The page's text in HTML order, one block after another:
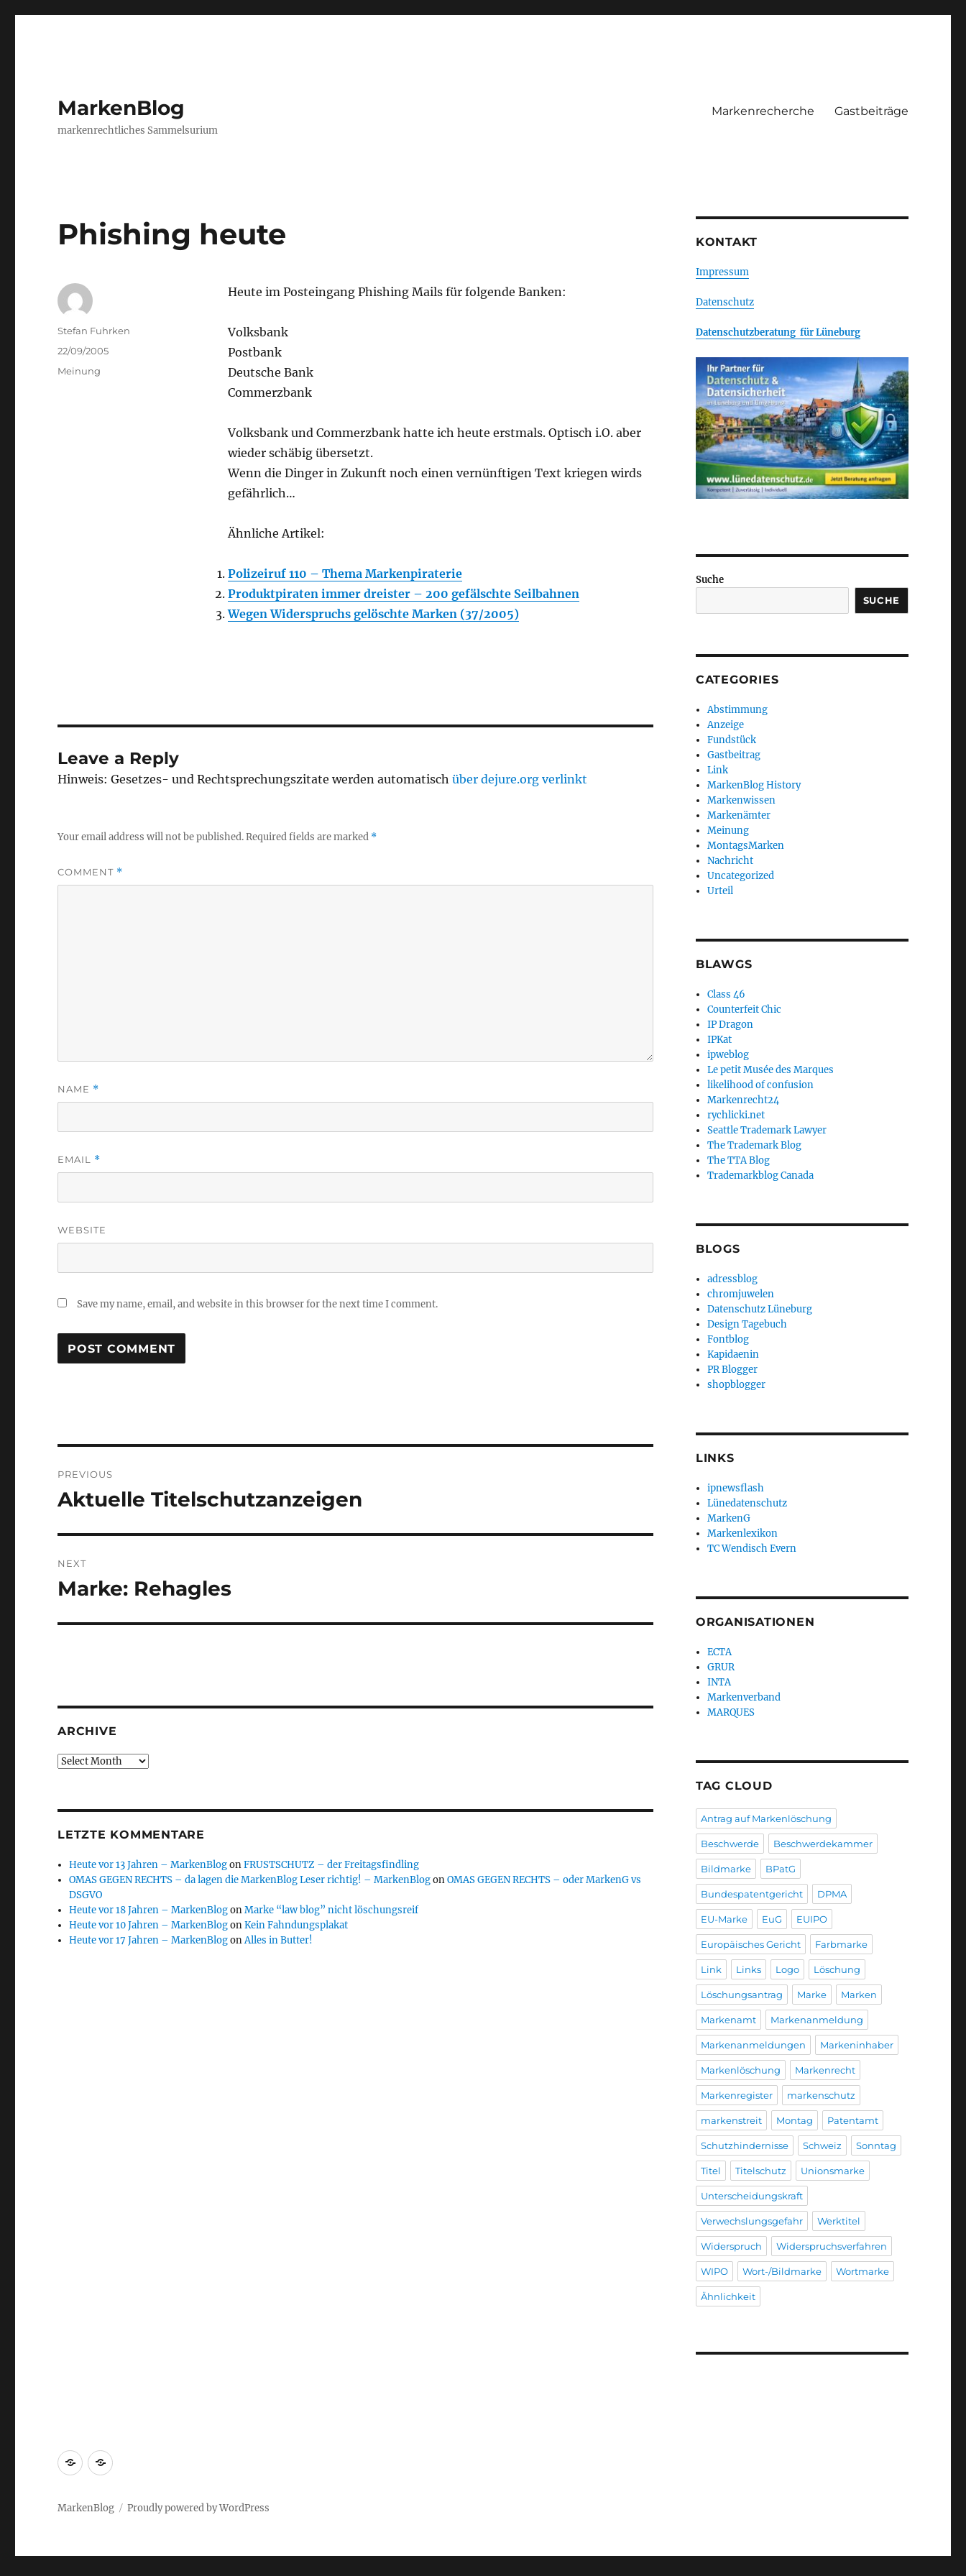
MarkenBlog
markenrechtliches Sammelsurium
Markenrecherche Gastbeiträge
Phishing heute
Heute im Posteingang Phishing Mails für folgende Banken:
Volksbank
Postbank
Deutsche Bank
Commerzbank
Volksbank und Commerzbank hatte ich heute erstmals. Optisch i.O. aber
wieder schäbig übersetzt.
Wenn die Dinger in Zukunft noch einen vernünftigen Text kriegen wirds
gefährlich…
Ähnliche Artikel:
Polizeiruf 110 – Thema Markenpiraterie
Produktpiraten immer dreister – 200 gefälschte Seilbahnen
Wegen Widerspruchs gelöschte Marken (37/2005)
Author
Stefan Fuhrken
Posted
22/09/2005
Categories
Meinung
Leave a Reply
Hinweis: Gesetzes- und Rechtsprechungszitate werden automatischüber dejure.org verlinkt
Your email address will not be published.Required fields are marked *
COMMENT *
NAME *
EMAIL *
WEBSITE
Save my name, email, and website in this browser for the next time I comment.
navigation
PREVIOUS
Previous
Aktuelle Titelschutzanzeigen
NEXT
Next
Marke: Rehagles
ARCHIVE
Archive
LETZTE KOMMENTARE
Heute vor 13 Jahren – MarkenBlogonFRUSTSCHUTZ – der Freitagsfindling
OMAS GEGEN RECHTS – da lagen die MarkenBlog Leser richtig! – MarkenBlogonOMAS GEGEN RECHTS – oder MarkenG vs
DSGVO
Heute vor 18 Jahren – MarkenBlogonMarke “law blog” nicht löschungsreif
Heute vor 10 Jahren – MarkenBlogonKein Fahndungsplakat
Heute vor 17 Jahren – MarkenBlogonAlles in Butter!
KONTAKT
Impressum
Datenschutz
Datenschutzberatung für Lüneburg
Suche
SUCHE
CATEGORIES
Abstimmung
Anzeige
Fundstück
Gastbeitrag
Link
MarkenBlog History
Markenwissen
Markenämter
Meinung
MontagsMarken
Nachricht
Uncategorized
Urteil
BLAWGS
Class 46
Counterfeit Chic
IP Dragon
IPKat
ipweblog
Le petit Musée des Marques
likelihood of confusion
Markenrecht24
rychlicki.net
Seattle Trademark Lawyer
The Trademark Blog
The TTA Blog
Trademarkblog Canada
BLOGS
adressblog
chromjuwelen
Datenschutz Lüneburg
Design Tagebuch
Fontblog
Kapidaenin
PR Blogger
shopblogger
LINKS
ipnewsflash
Lünedatenschutz
MarkenG
Markenlexikon
TC Wendisch Evern
ORGANISATIONEN
ECTA
GRUR
INTA
Markenverband
MARQUES
TAG CLOUD
Antrag auf Markenlöschung
Beschwerde Beschwerdekammer
Bildmarke BPatG
Bundespatentgericht DPMA
EU-Marke EuG EUIPO
Europäisches Gericht Farbmarke
Link Links Logo Löschung
Löschungsantrag Marke Marken
Markenamt Markenanmeldung
Markenanmeldungen Markeninhaber
Markenlöschung Markenrecht
Markenregister markenschutz
markenstreit Montag Patentamt
Schutzhindernisse Schweiz Sonntag
Titel Titelschutz Unionsmarke
Unterscheidungskraft
Verwechslungsgefahr Werktitel
Widerspruch Widerspruchsverfahren
WIPO Wort-/Bildmarke Wortmarke
Ähnlichkeit
Markenrecherche
Gastbeiträge
MarkenBlog Proudly powered by WordPress